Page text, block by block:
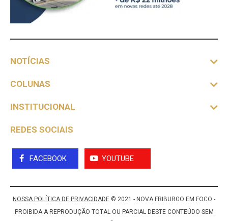
NOTÍCIAS
COLUNAS
INSTITUCIONAL
REDES SOCIAIS
FACEBOOK YOUTUBE
NOSSA POLÍTICA DE PRIVACIDADE © 2021 - NOVA FRIBURGO EM FOCO -
PROIBIDA A REPRODUÇÃO TOTAL OU PARCIAL DESTE CONTEÚDO SEM